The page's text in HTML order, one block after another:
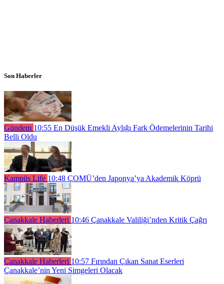
Son Haberler
Gündem 10:55 En Düşük Emekli Aylığı Fark Ödemelerinin Tarihi
Belli Oldu
Kampüs Life 10:48 ÇOMÜ’den Japonya’ya Akademik Köprü
Çanakkale Haberleri 10:46 Çanakkale Valiliği’nden Kritik Çağrı
Çanakkale Haberleri 10:57 Fırından Çıkan Sanat Eserleri
Çanakkale’nin Yeni Simgeleri Olacak